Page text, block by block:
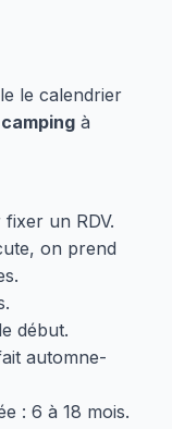
le calendrier
à
un RDV.
on prend
début.
automne-
: 6 à 18 mois.